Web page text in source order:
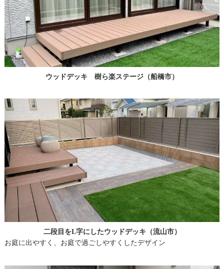
ウッドデッキ 樹ら楽ステージ（船橋市）
二段目をL字にしたウッドデッキ（流山市）
お庭に出やすく、お庭で過ごしやすくしたデザイン